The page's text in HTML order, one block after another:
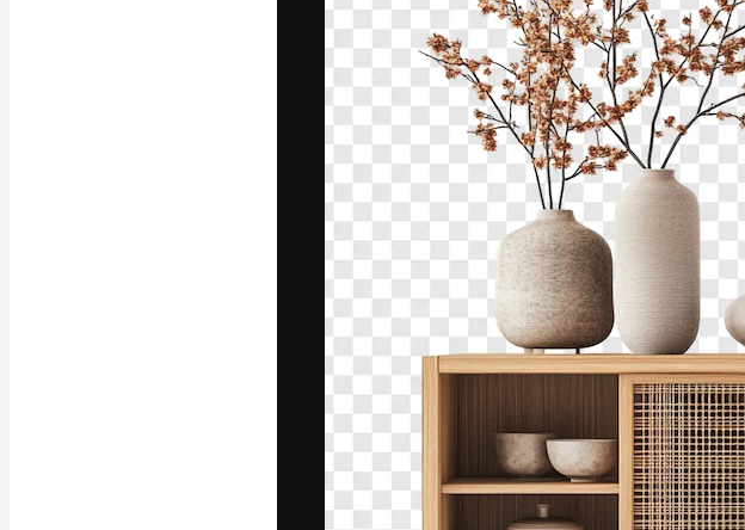
Den kreative plattformen for å lede ditt
beste arbeid. Mer enn 1 million abonnenter
blant kreative, selskaper, byråer og
Norsk bokmål
Copyright © 2010- 2026 Freepik Company S.L.U.